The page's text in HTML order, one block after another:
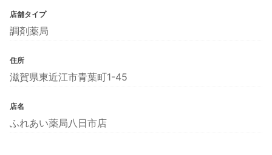
店舗タイプ
調剤薬局
住所
滋賀県東近江市青葉町1-45
店名
ふれあい薬局八日市店